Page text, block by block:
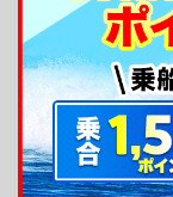
道具をお持ち
い！